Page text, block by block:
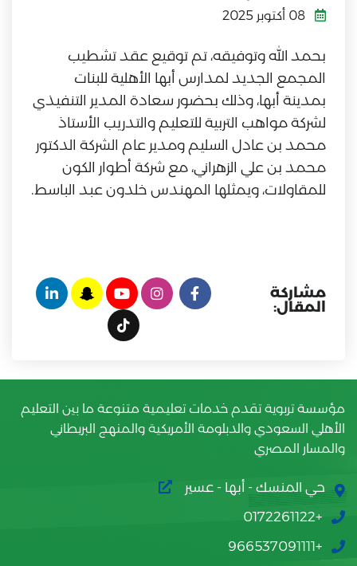
بحمد الله وتوفيقه، تم توقيع عقد تشطيب
المجمع الجديد لمدارس أبها الأهلية للبنات
بمدينة أبها، وذلك بحضور سعادة المدير التنفيذي
لشركة مواهب التربية للتعليم والتدريب الأستاذ
محمد بن عادل السليم ومدير عام الشركة الدكتور
محمد بن علي الزهراني، مع شركة أطوار الكون
للمقاولات، ويمثلها المهندس خلدون عبد الباسط.
مشاركة
المقال:
مؤسسة تربوية تقدم خدمات تعليمية متنوعة ما بين التعليم
الأهلي السعودي والدبلومة الأمريكية والمنهج البريطاني
والمسار المصري
حي المنسك - أبها - عسير
+0172261122
+966537091111